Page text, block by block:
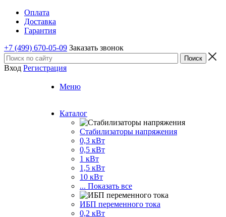
Оплата
Доставка
Гарантия
+7 (499) 670-05-09 Заказать звонок
Вход Регистрация
Меню
Каталог
Стабилизаторы напряжения
0,3 кВт
0,5 кВт
1 кВт
1,5 кВт
10 кВт
... Показать все
ИБП переменного тока
0,2 кВт